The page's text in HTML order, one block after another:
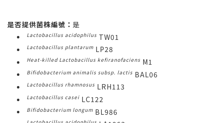
是否提供菌株編號： 是
Lactobacillus acidophilus TW01
Lactobacillus plantarum LP28
Heat-killed Lactobacillus kefiranofaciens M1
Bifidobacterium animalis subsp. lactis BAL06
Lactobacillus rhamnosus LRH113
Lactobacillus casei LC122
Bifidobacterium longum BL986